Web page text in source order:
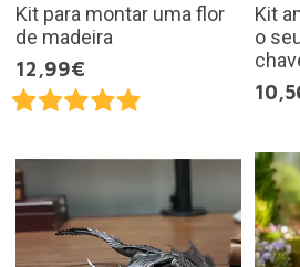
Kit para montar uma flor
de madeira
12,99€
Kit
o